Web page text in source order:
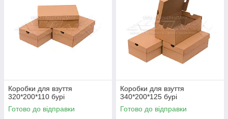
Коробки для взуття
320*200*110 бурі
Готово до відправки
Коробки для взуття
340*200*125 бурі
Готово до відправки